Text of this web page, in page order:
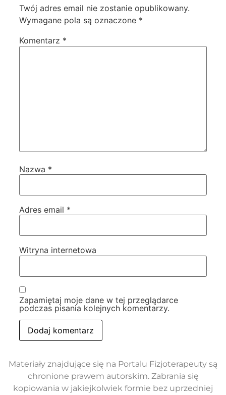
Twój adres email nie zostanie opublikowany.
Wymagane pola są oznaczone *
Komentarz *
Nazwa *
Adres email *
Witryna internetowa
Zapamiętaj moje dane w tej przeglądarce
podczas pisania kolejnych komentarzy.
Materiały znajdujące się na Portalu Fizjoterapeuty są
chronione prawem autorskim. Zabrania się
kopiowania w jakiejkolwiek formie bez uprzedniej